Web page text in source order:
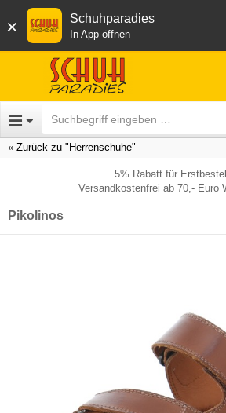
× Schuhparadies
In App öffnen
Zurück zu "Herrenschuhe"
5% Rabatt für
Versandkostenfrei ab 70,- Euro
Pikolinos